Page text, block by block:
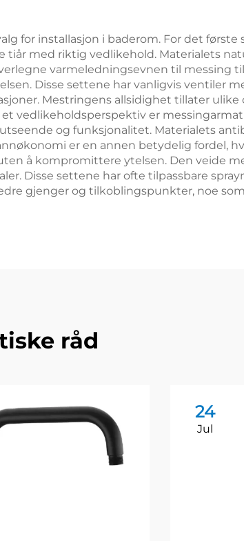
for installasjon i baderom. For det første
med riktig vedlikehold. Materialets
varmeledningsevnen til messing
Disse settene har vanligvis ventiler
Mestringens allsidighet tillater ulike
vedlikeholdsperspektiv er
og funksjonalitet. Materialets
er en annen betydelig fordel,
å kompromittere ytelsen. Den veide
Disse settene har ofte tilpassbare
gjenger og tilkoblingspunkter, noe
råd
24
Jul